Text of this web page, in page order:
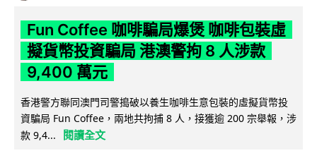
Fun Coffee 咖啡騙局爆煲 咖啡包裝虛
擬貨幣投資騙局 港澳警拘 8 人涉款
9,400 萬元
香港警方聯同澳門司警搗破以養生咖啡生意包裝的虛擬貨幣投
資騙局 Fun Coffee，兩地共拘捕 8 人，接獲逾 200 宗舉報，涉
款 9,4...
閱讀全文